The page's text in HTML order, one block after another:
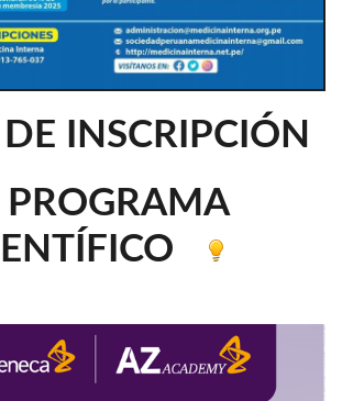
INSCRIPCIÓN
PROGRAMA